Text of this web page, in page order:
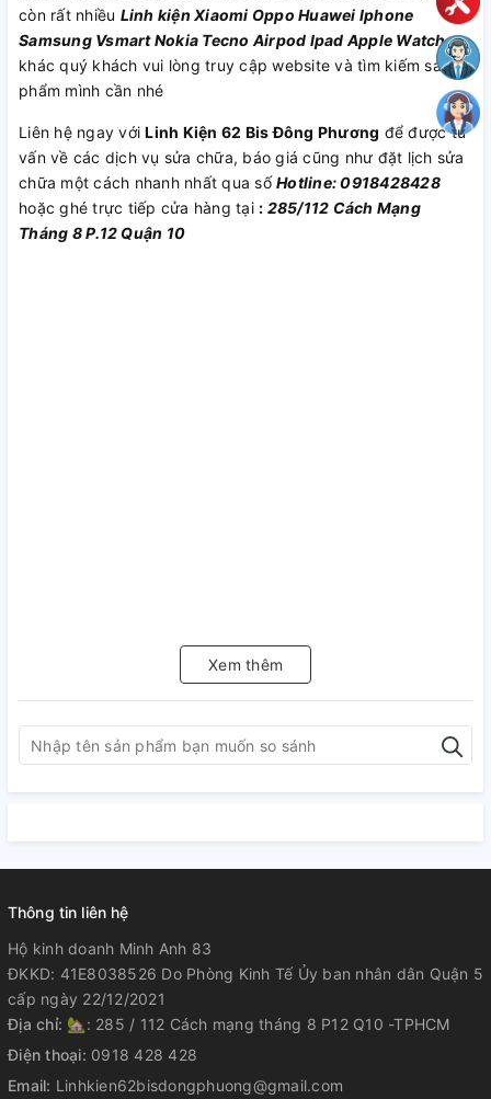
còn rất nhiều Linh kiện Xiaomi Oppo Huawei Iphone
Samsung Vsmart Nokia Tecno Airpod Ipad Apple Watch
khác quý khách vui lòng truy cập website và tìm kiếm sản
phẩm mình cần nhé
Liên hệ ngay vớiLinh Kiện 62 Bis Đông Phương để được tư
vấn về các dịch vụ sửa chữa, báo giá cũng như đặt lịch sửa
chữa một cách nhanh nhất qua sốHotline: 0918428428
hoặc ghé trực tiếp cửa hàng tại : 285/112 Cách Mạng
Tháng 8 P.12 Quận 10
Xem thêm
Thông tin liên hệ
Hộ kinh doanh Minh Anh 83
ĐKKD: 41E8038526 Do Phòng Kinh Tế Ủy ban nhân dân Quận 5
cấp ngày 22/12/2021
Địa chỉ: 🏡: 285 / 112 Cách mạng tháng 8 P12 Q10 -TPHCM
Điện thoại: 0918 428 428
Email: Linhkien62bisdongphuong@gmail.com